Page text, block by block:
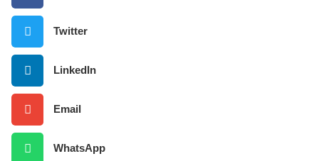
Twitter
LinkedIn
Email
WhatsApp